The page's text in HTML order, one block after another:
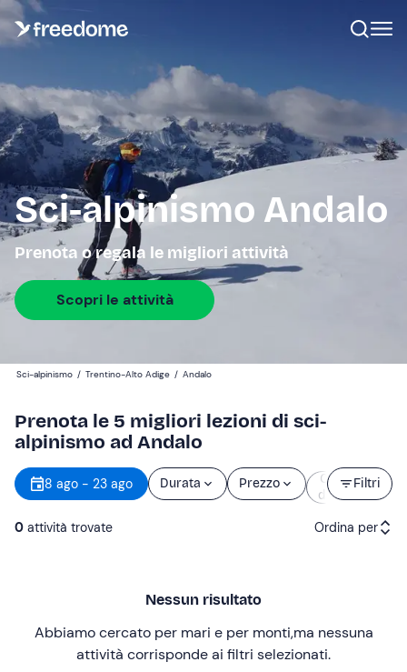
Sci-alpinismo Andalo
Prenota o regala le migliori attività
Scopri le attività
Sci-alpinismo / Trentino-Alto Adige / Andalo
Prenota le 5 migliori lezioni di sci-
alpinismo ad Andalo
Filtri
8 ago - 23 ago Durata Prezzo
Orario
d’inizio
0 attività trovate Ordina per
Prezzo (decrescente)
Nessun risultato
Abbiamo cercato per mari e per monti,ma nessuna
attività corrisponde ai filtri selezionati.